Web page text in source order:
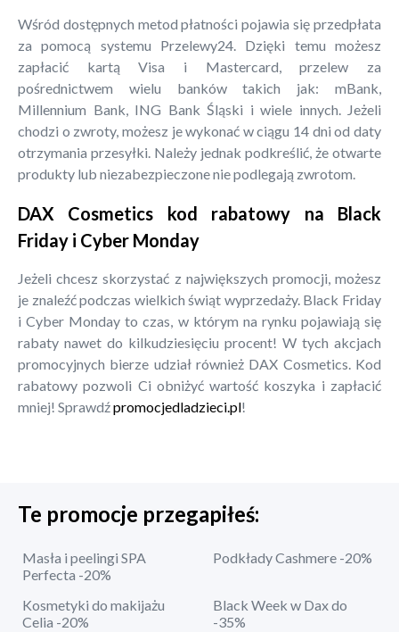
Wśród dostępnych metod płatności pojawia się przedpłata
za pomocą systemu Przelewy24. Dzięki temu możesz
zapłacić kartą Visa i Mastercard, przelew za
pośrednictwem wielu banków takich jak: mBank,
Millennium Bank, ING Bank Śląski i wiele innych. Jeżeli
chodzi o zwroty, możesz je wykonać w ciągu 14 dni od daty
otrzymania przesyłki. Należy jednak podkreślić, że otwarte
produkty lub niezabezpieczone nie podlegają zwrotom.
DAX Cosmetics kod rabatowy na Black
Friday i Cyber Monday
Jeżeli chcesz skorzystać z największych promocji, możesz
je znaleźć podczas wielkich świąt wyprzedaży. Black Friday
i Cyber Monday to czas, w którym na rynku pojawiają się
rabaty nawet do kilkudziesięciu procent! W tych akcjach
promocyjnych bierze udział również DAX Cosmetics. Kod
rabatowy pozwoli Ci obniżyć wartość koszyka i zapłacić
mniej! Sprawdźpromocjedladzieci.pl!
Te promocje przegapiłeś:
Masła i peelingi SPA
Perfecta -20%
Podkłady Cashmere -20%
Kosmetyki do makijażu
Celia -20%
Black Week w Dax do
-35%